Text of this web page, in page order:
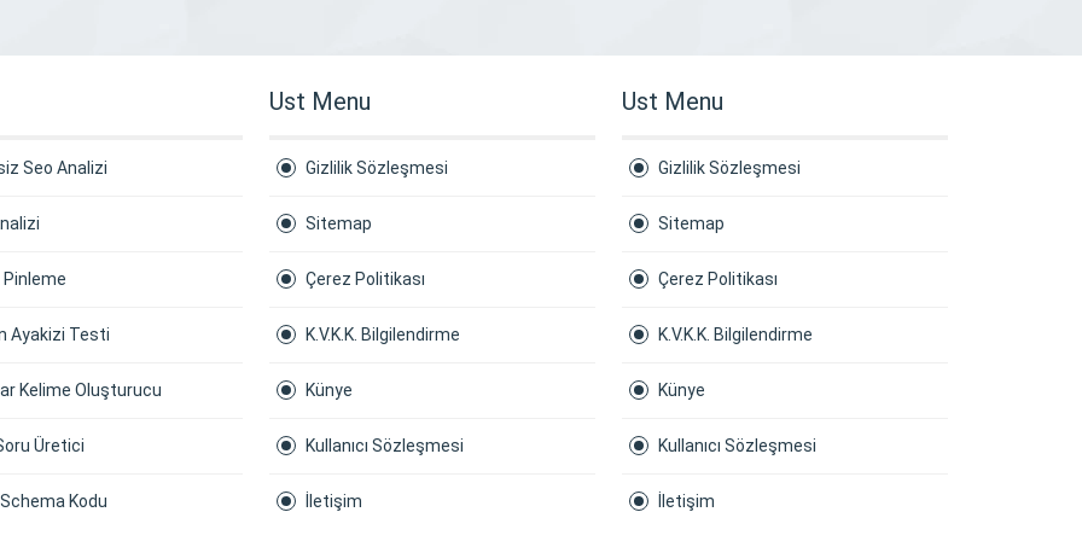
Seo Analizi
Pinleme
Ayakizi Testi
Kelime Oluşturucu
Üretici
Kodu
Ust Menu
Gizlilik Sözleşmesi
Sitemap
Çerez Politikası
K.V.K.K. Bilgilendirme
Künye
Kullanıcı Sözleşmesi
İletişim
Ust Menu
Gizlilik Sözleşmesi
Sitemap
Çerez Politikası
K.V.K.K. Bilgilendirme
Künye
Kullanıcı Sözleşmesi
İletişim